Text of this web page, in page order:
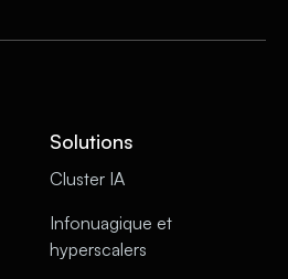
Solutions
Cluster IA
Infonuagique et
hyperscalers